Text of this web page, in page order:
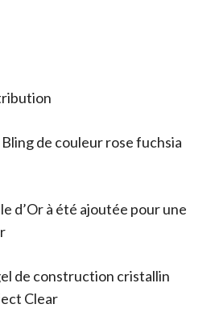
de couleur rose fuchsia
d’Or à été ajoutée pour une
de construction cristallin
Clear